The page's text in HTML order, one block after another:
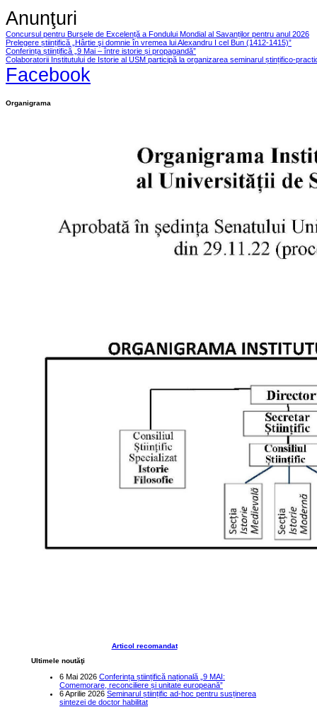
Anunţuri
Concursul pentru Bursele de Excelență a Fondului Mondial al Savanților pentru anul 2026
Prelegere științifică „Hârtie şi domnie în vremea lui Alexandru I cel Bun (1412-1415)”
Conferința științifică „9 Mai – între istorie și propagandă”
Colaboratorii Institutului de Istorie al USM participă la organizarea seminarul ștințifico-
Facebook
Organigrama
Articol recomandat
Ultimele noutăţi
6 Mai 2026 Conferința științifică națională „9 MAI:
Comemorare, reconciliere și unitate europeană”
6 Aprilie 2026 Seminarul științific ad-hoc pentru susținerea
sintezei de doctor habilitat